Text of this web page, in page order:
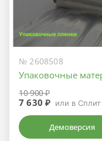
№ 2608508
Упаковочные
10 900 ₽
7 630 ₽ или в Сплит
Демоверсия